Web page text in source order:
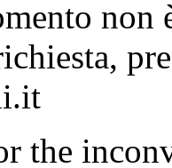
non
the